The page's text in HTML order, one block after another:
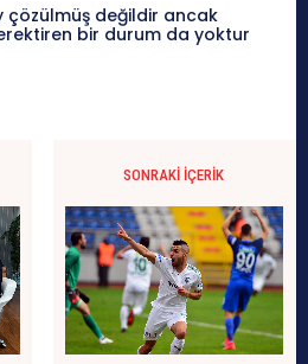
çözülmüş değildir ancak
bir durum da yoktur
SONRAKI İÇERIK